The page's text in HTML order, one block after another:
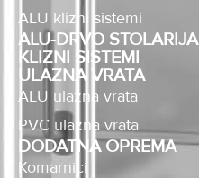
ALU klizni sistemi
ALU-DRVO STOLARIJA
KLIZNI SISTEMI
ULAZNA VRATA
ALU ulazna vrata
PVC ulazna vrata
DODATNA OPREMA
Komarnici